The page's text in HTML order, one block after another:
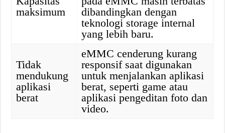
maksimum
dibandingkan dengan
teknologi storage internal
yang lebih baru.
Tidak
mendukung
aplikasi
berat
eMMC cenderung kurang
responsif saat digunakan
untuk menjalankan aplikasi
berat, seperti game atau
aplikasi pengeditan foto dan
video.